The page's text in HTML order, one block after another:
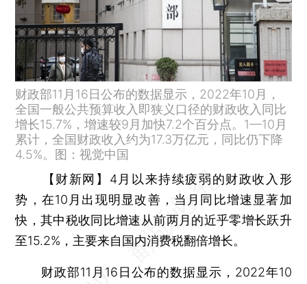
财政部11月16日公布的数据显示，2022年10月，
全国一般公共预算收入即狭义口径的财政收入同比
增长15.7%，增速较9月加快7.2个百分点。1—10月
累计，全国财政收入约为17.3万亿元，同比仍下降
4.5%。图：视觉中国
【财新网】 4月以来持续疲弱的财政收入形
势，在10月出现明显改善，当月同比增速显著加
快，其中税收同比增速从前两月的近乎零增长跃升
至15.2%，主要来自国内消费税翻倍增长。
财政部11月16日公布的数据显示，2022年10